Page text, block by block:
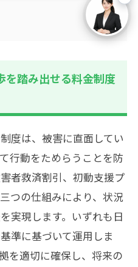
を踏み出せる料金制度
度は、被害に直面してい
行動をためらうことを防
者救済割引、初動支援プ
つの仕組みにより、状況
実現します。いずれも日
準に基づいて運用しま
を適切に確保し、将来の